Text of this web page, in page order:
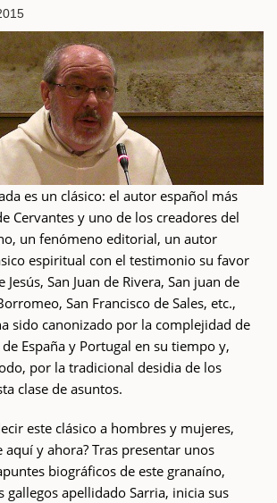
es un clásico: el autor español más
Cervantes y uno de los creadores del
un fenómeno editorial, un autor
espiritual con el testimonio su favor
Jesús, San Juan de Rivera, San juan de
San Francisco de Sales, etc.,
sido canonizado por la complejidad de
España y Portugal en su tiempo y,
por la tradicional desidia de los
clase de asuntos.
este clásico a hombres y mujeres,
aquí y ahora? Tras presentar unos
biográficos de este granaíno,
gallegos apellidado Sarria, inicia sus